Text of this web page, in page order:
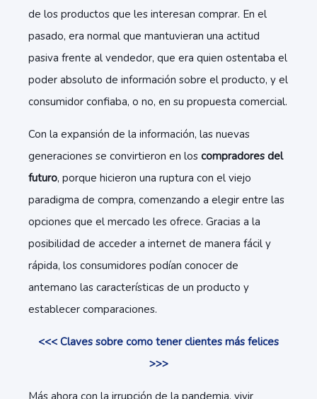
de los productos que les interesan comprar. En el
pasado, era normal que mantuvieran una actitud
pasiva frente al vendedor, que era quien ostentaba el
poder absoluto de información sobre el producto, y el
consumidor confiaba, o no, en su propuesta comercial.
Con la expansión de la información, las nuevas
generaciones se convirtieron en los compradores del
futuro, porque hicieron una ruptura con el viejo
paradigma de compra, comenzando a elegir entre las
opciones que el mercado les ofrece. Gracias a la
posibilidad de acceder a internet de manera fácil y
rápida, los consumidores podían conocer de
antemano las características de un producto y
establecer comparaciones.
<<< Claves sobre como tener clientes más felices
>>>
Más ahora con la irrupción de la pandemia, vivir